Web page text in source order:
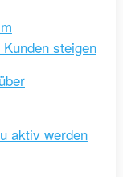
steigen
aktiv werden